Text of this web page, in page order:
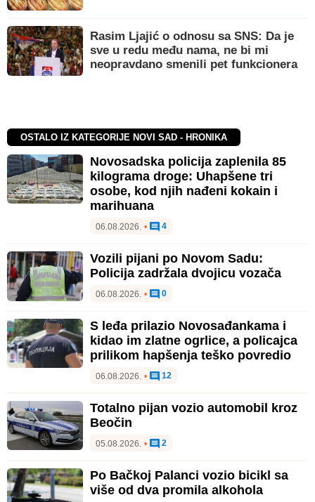
Rasim Ljajić o odnosu sa SNS: Da je
sve u redu među nama, ne bi mi
neopravdano smenili pet funkcionera
OSTALO IZ KATEGORIJE NOVI SAD - HRONIKA
Novosadska policija zaplenila 85
kilograma droge: Uhapšene tri
osobe, kod njih nađeni kokain i
marihuana
06.08.2026. • 4
Vozili pijani po Novom Sadu:
Policija zadržala dvojicu vozača
06.08.2026. • 0
S leđa prilazio Novosađankama i
kidao im zlatne ogrlice, a policajca
prilikom hapšenja teško povredio
06.08.2026. • 12
Totalno pijan vozio automobil kroz
Beočin
05.08.2026. • 2
Po Bačkoj Palanci vozio bicikl sa
više od dva promila alkohola